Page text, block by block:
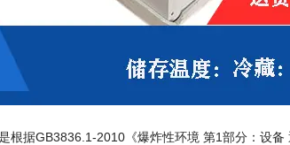
根据GB3836.1-2010《爆炸性环境 第1部分：设